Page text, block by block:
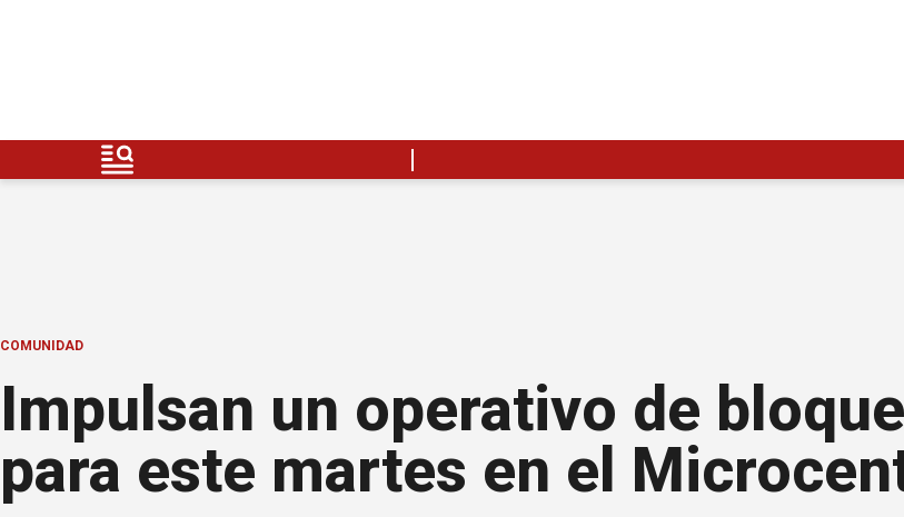
COMUNIDAD
Impulsan un operativo de
para este martes en el